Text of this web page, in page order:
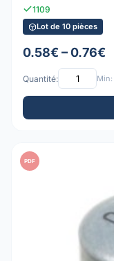
1109
Lot de 10 pièces
0.58€ – 0.76€
Quantité: Min:
PDF